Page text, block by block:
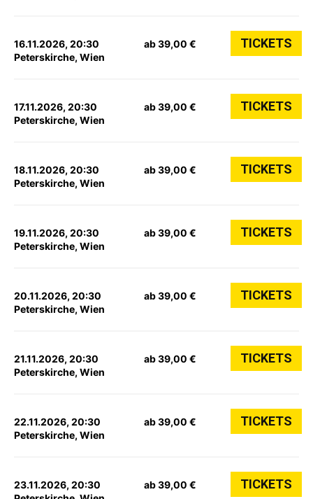
16.11.2026, 20:30
Peterskirche, Wien
ab 39,00 € TICKETS
17.11.2026, 20:30
Peterskirche, Wien
ab 39,00 € TICKETS
18.11.2026, 20:30
Peterskirche, Wien
ab 39,00 € TICKETS
19.11.2026, 20:30
Peterskirche, Wien
ab 39,00 € TICKETS
20.11.2026, 20:30
Peterskirche, Wien
ab 39,00 € TICKETS
21.11.2026, 20:30
Peterskirche, Wien
ab 39,00 € TICKETS
22.11.2026, 20:30
Peterskirche, Wien
ab 39,00 € TICKETS
23.11.2026, 20:30
ab 39,00 € TICKETS